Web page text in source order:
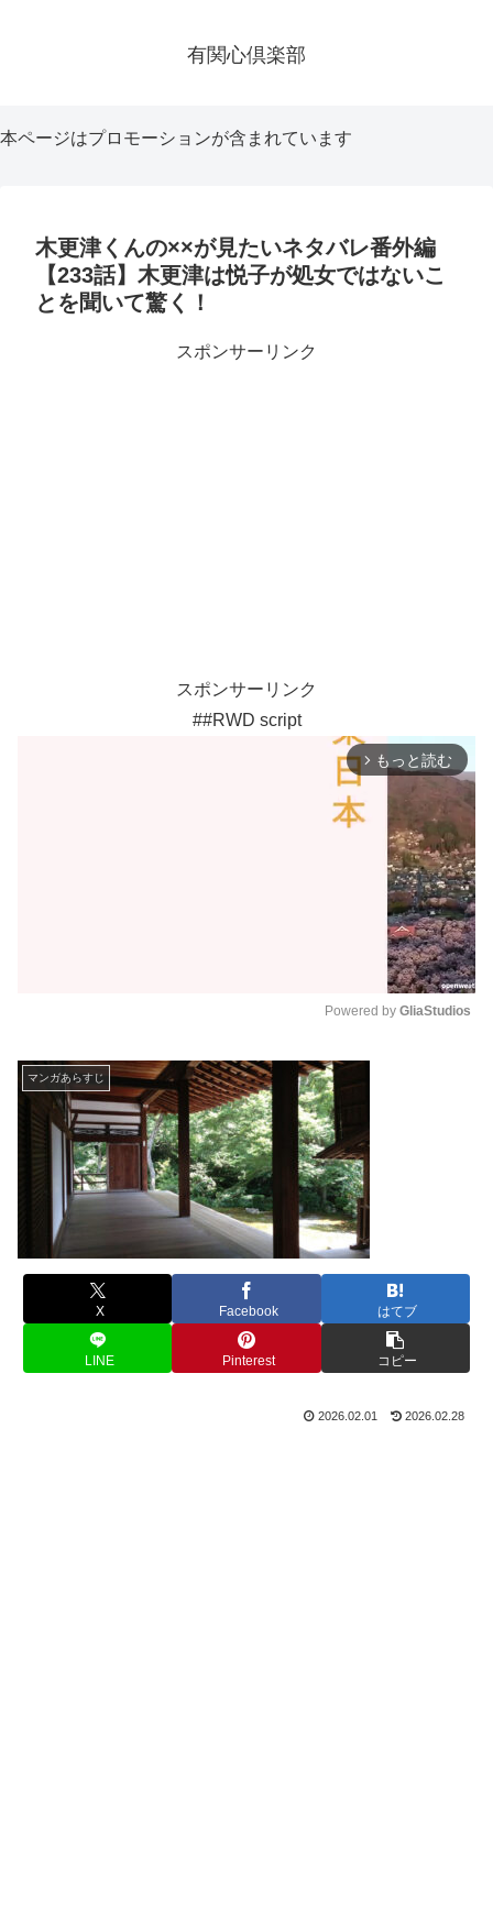
有関心倶楽部
本ページはプロモーションが含まれています
木更津くんの××が見たいネタバレ番外編
【233話】木更津は悦子が処女ではないこ
とを聞いて驚く！
スポンサーリンク
スポンサーリンク
##RWD script
arrow_forward_ios もっと読む
Powered by GliaStudios
マンガあらすじ
X Facebook はてブ
LINE Pinterest コピー
2026.02.01 2026.02.28